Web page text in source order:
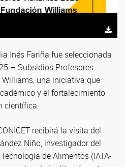
Inés Fariña fue seleccionada
– Subsidios Profesores
una iniciativa que
y el fortalecimiento
científica.
recibirá la visita del
Niño, investigador del
de Alimentos (IATA-